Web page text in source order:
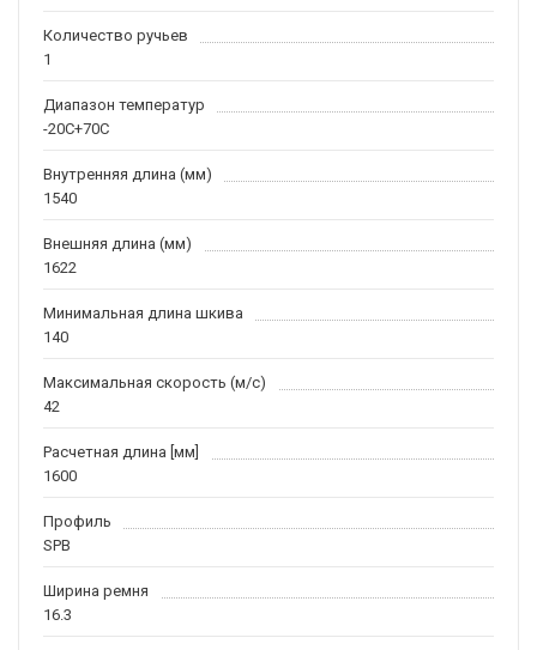
Количество ручьев
1
Диапазон температур
-20С+70С
Внутренняя длина (мм)
1540
Внешняя длина (мм)
1622
Минимальная длина шкива
140
Максимальная скорость (м/c)
42
Расчетная длина [мм]
1600
Профиль
SPB
Ширина ремня
16.3